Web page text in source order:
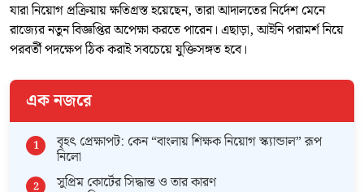
যারা নিয়োগ প্রক্রিয়ায় ক্ষতিগ্রস্ত হয়েছেন, তারা আদালতের নির্দেশ মেনে
রাজ্যের নতুন বিজ্ঞপ্তির অপেক্ষা করতে পারেন। এছাড়া, আইনি পরামর্শ নিয়ে
পরবর্তী পদক্ষেপ ঠিক করাই সবচেয়ে যুক্তিসঙ্গত হবে।
এক নজরে
বৃহৎ প্রেক্ষাপট: কেন “বাংলায় শিক্ষক নিয়োগ স্ক্যান্ডাল” রূপ
নিলো
সুপ্রিম কোর্টের সিদ্ধান্ত ও তার কারণ